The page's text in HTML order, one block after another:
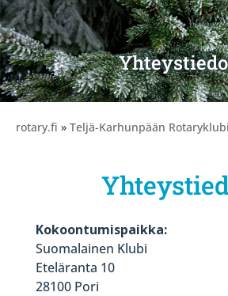
rotary.fi » Teljä-Karhunpään Rotaryklubi
Kokoontumispaikka:
Suomalainen Klubi
Eteläranta 10
28100 Pori